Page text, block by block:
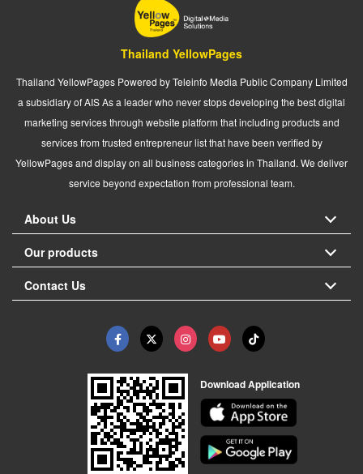
Thailand YellowPages
Thailand YellowPages Powered by Teleinfo Media Public Company Limited
a subsidiary of AIS As a leader who never stops developing the best digital
marketing services through website platform that including products and
services from trusted entrepreneur list that have been verified by
YellowPages and display on all business categories in Thailand. We deliver
service beyond expectation from professional team.
About Us
Our products
Contact Us
Download Application